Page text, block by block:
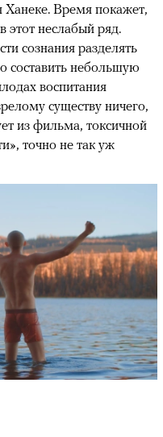
Время покажет,
этот неслабый ряд.
сознания разделять
составить небольшую
воспитания
существу ничего,
из фильма, токсичной
точно не так уж